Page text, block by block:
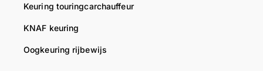
Keuring touringcarchauffeur
KNAF keuring
Oogkeuring rijbewijs